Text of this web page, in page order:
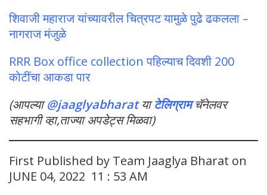
शिवाजी महाराज यांच्यावरील चित्रपट यामुळे पुढे ढकलला –
नागराज मंजुळे
RRR Box office collection पहिल्याच दिवशी 200
कोटींचा आकडा पार
(आपल्या@jaaglyabharat याटेलिग्राम चॅनेलवर
सहभागी व्हा,ताज्या अपडेट्स मिळवा)
First Published by Team Jaaglya Bharat on
JUNE 04, 2022 11 : 53 AM